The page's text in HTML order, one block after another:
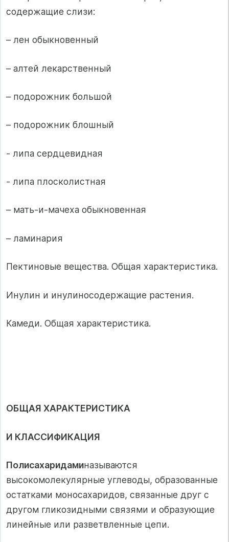
содержащие слизи:
– лен обыкновенный
– алтей лекарственный
– подорожник большой
– подорожник блошный
- липа сердцевидная
- липа плосколистная
– мать-и-мачеха обыкновенная
– ламинария
Пектиновые вещества. Общая характеристика.
Инулин и инулиносодержащие растения.
Камеди. Общая характеристика.
ОБЩАЯ ХАРАКТЕРИСТИКА
И КЛАССИФИКАЦИЯ
Полисахаридаминазываются
высокомолекулярные углеводы, образованные
остатками моносахаридов, связанные друг с
другом гликозидными связями и образующие
линейные или разветвленные цепи.